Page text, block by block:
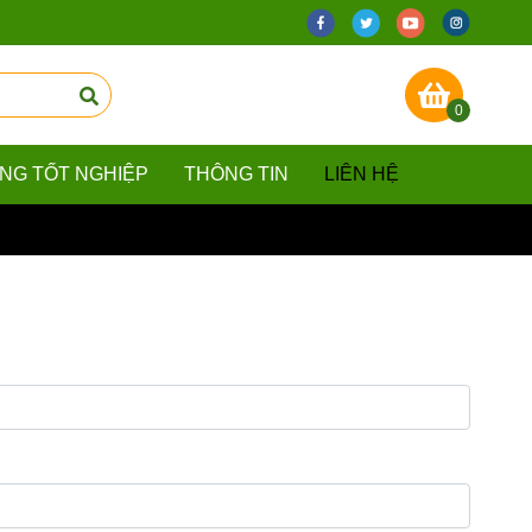
0
TỐT NGHIỆP THÔNG TIN LIÊN HỆ